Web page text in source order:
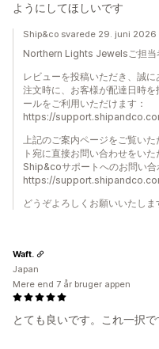
ようにしてほしいです
Ship&co svarede 29. juni 2026
Northern Lights Jewelsご担当
レビューを投稿いただき、誠に
注文時に、お客様が配達日時
ールをご利用いただけます：
https://
上記のご案内ページをご覧い
ト宛に直接お問い合わせをいた
Ship&coサポートへのお問い合
https://
どうぞよろしくお願いいたしま
とても良いです。これ一択で
Waft.
Japan
Mere end 7 år bruger appen